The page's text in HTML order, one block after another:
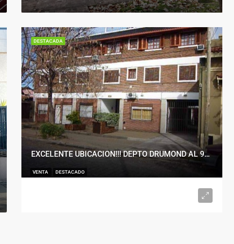
EXCELENTE UBICACION!!! DEPTO DRUMOND AL 900
VENTA DESTACADO
DESTACADA